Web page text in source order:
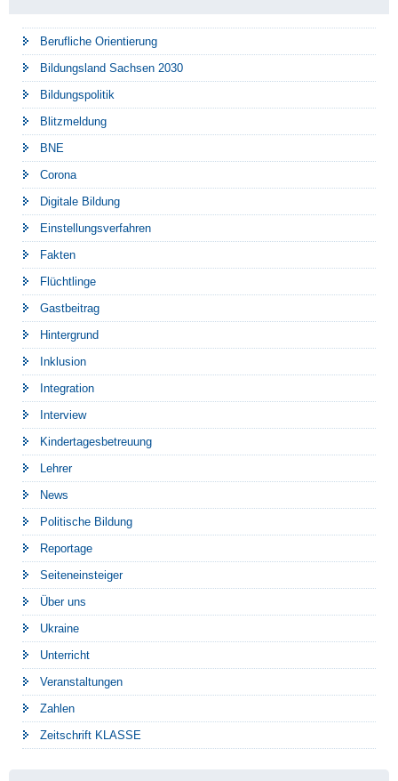
Berufliche Orientierung
Bildungsland Sachsen 2030
Bildungspolitik
Blitzmeldung
BNE
Corona
Digitale Bildung
Einstellungsverfahren
Fakten
Flüchtlinge
Gastbeitrag
Hintergrund
Inklusion
Integration
Interview
Kindertagesbetreuung
Lehrer
News
Politische Bildung
Reportage
Seiteneinsteiger
Über uns
Ukraine
Unterricht
Veranstaltungen
Zahlen
Zeitschrift KLASSE